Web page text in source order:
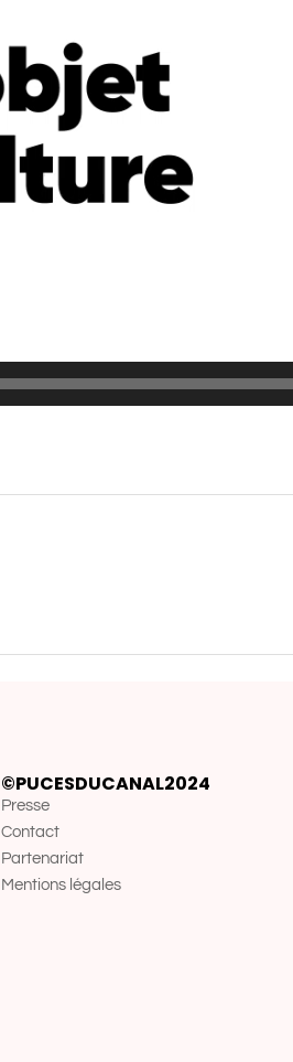
©PUCESDUCANAL2024
Presse
Contact
Partenariat
Mentions légales